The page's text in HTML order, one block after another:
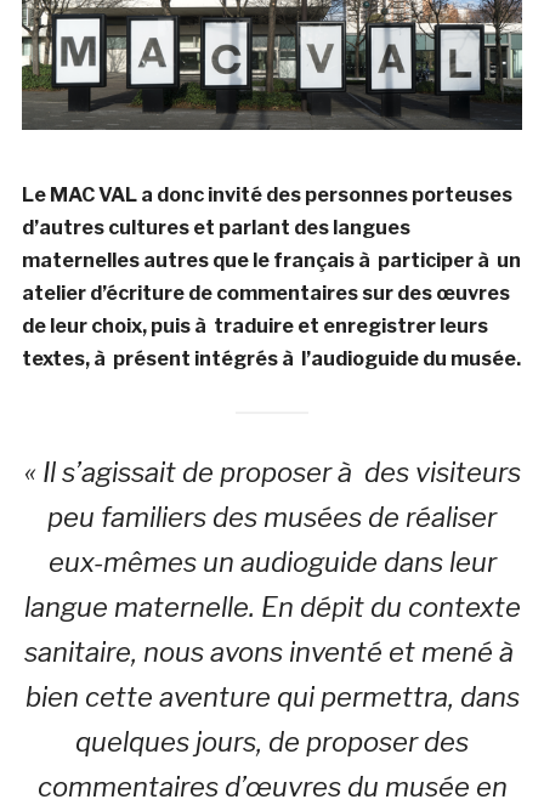
Le MAC VAL a donc invité des personnes porteuses
d’autres cultures et parlant des langues
maternelles autres que le français à participer à un
atelier d’écriture de commentaires sur des œuvres
de leur choix, puis à traduire et enregistrer leurs
textes, à présent intégrés à l’audioguide du musée.
« Il s’agissait de proposer à des visiteurs
peu familiers des musées de réaliser
eux-mêmes un audioguide dans leur
langue maternelle. En dépit du contexte
sanitaire, nous avons inventé et mené à
bien cette aventure qui permettra, dans
quelques jours, de proposer des
commentaires d’œuvres du musée en